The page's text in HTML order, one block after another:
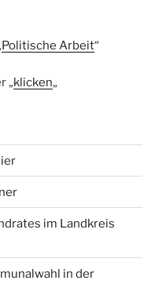
Politische Arbeit“
„klicken„
im Landkreis
in der